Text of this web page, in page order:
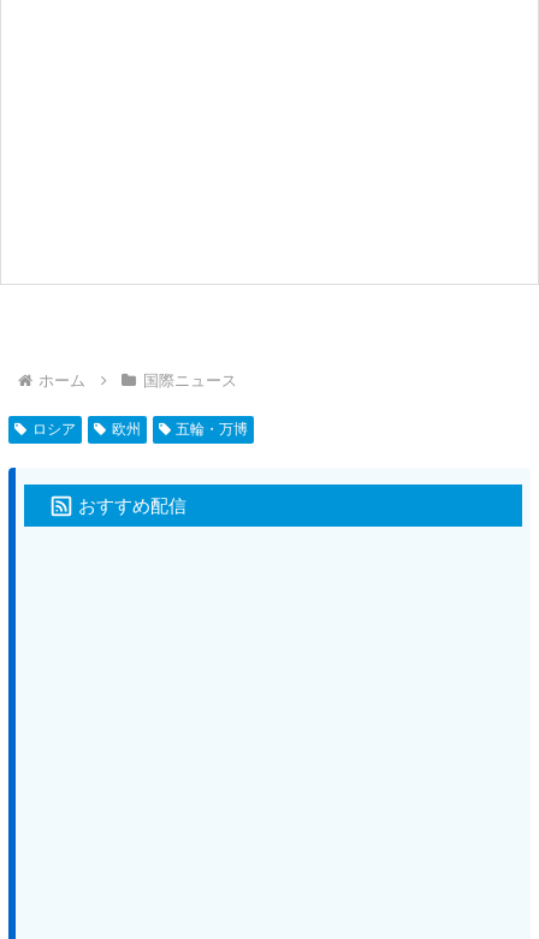
ホーム 国際ニュース
ロシア 欧州 五輪・万博
おすすめ配信